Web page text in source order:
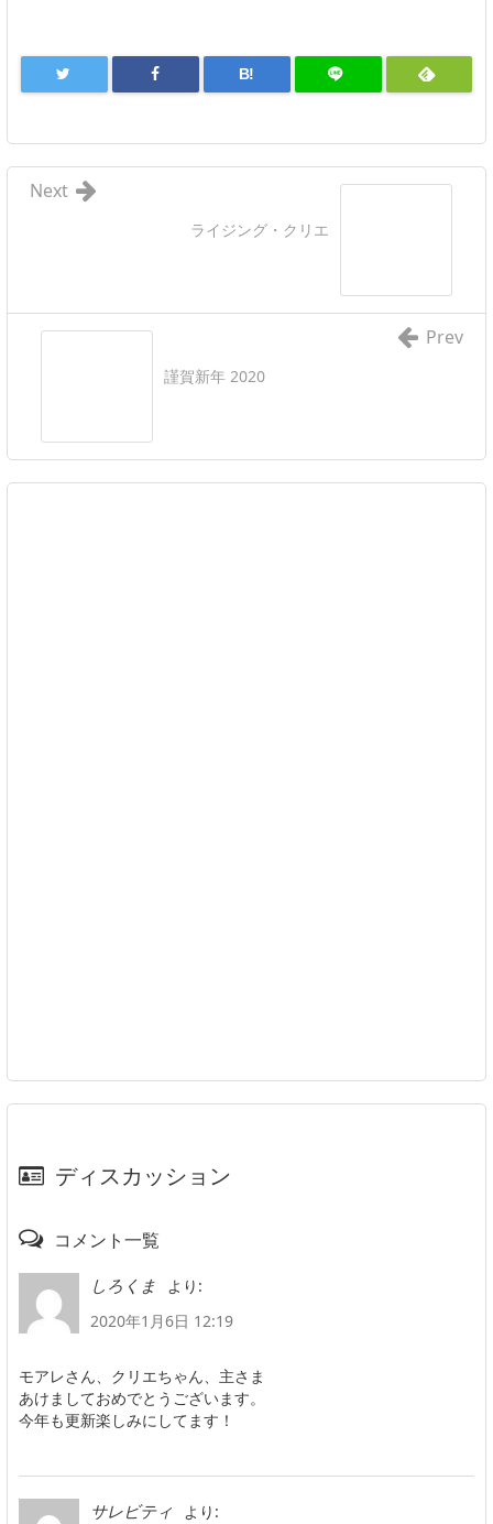
B!
ライジング・クリエ
Next
謹賀新年 2020
Prev
ディスカッション
コメント一覧
しろくま
より:
2020年1月6日 12:19
モアレさん、クリエちゃん、主さま
あけましておめでとうございます。
今年も更新楽しみにしてます！
サレビティ
より: